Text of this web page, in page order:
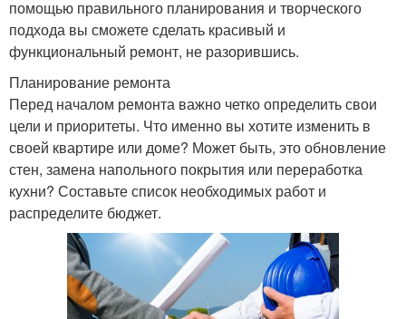
помощью правильного планирования и творческого
подхода вы сможете сделать красивый и
функциональный ремонт, не разорившись.
Планирование ремонта
Перед началом ремонта важно четко определить свои
цели и приоритеты. Что именно вы хотите изменить в
своей квартире или доме? Может быть, это обновление
стен, замена напольного покрытия или переработка
кухни? Составьте список необходимых работ и
распределите бюджет.